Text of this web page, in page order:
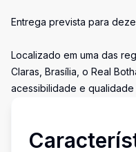
Entrega prevista para
Localizado em uma das
Claras, Brasília, o Real
acessibilidade e